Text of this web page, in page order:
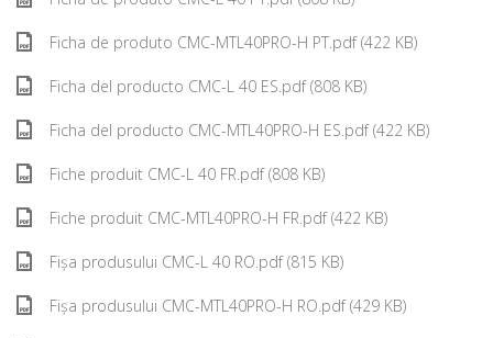
Ficha de produto CMC-MTL40PRO-H PT.pdf (422 KB)
Ficha del producto CMC-L 40 ES.pdf (808 KB)
Ficha del producto CMC-MTL40PRO-H ES.pdf (422 KB)
Fiche produit CMC-L 40 FR.pdf (808 KB)
Fiche produit CMC-MTL40PRO-H FR.pdf (422 KB)
Fișa produsului CMC-L 40 RO.pdf (815 KB)
Fișa produsului CMC-MTL40PRO-H RO.pdf (429 KB)